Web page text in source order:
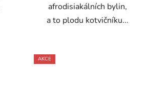
afrodisiakálních bylin,
a to plodu kotvičníku...
AKCE